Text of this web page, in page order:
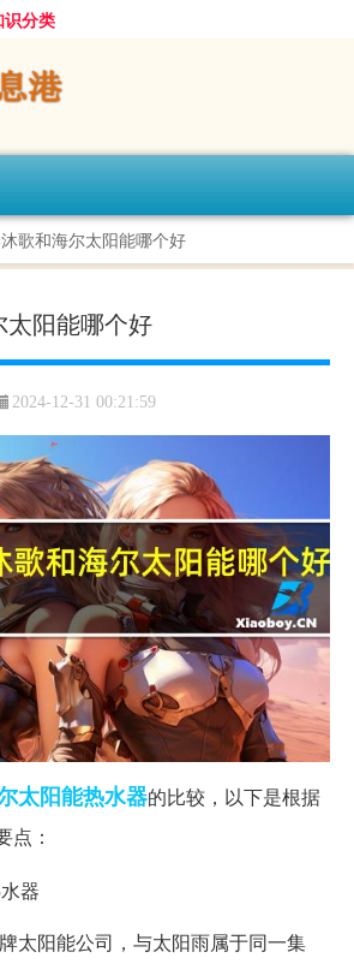
识分类
歌和海尔太阳能哪个好
太阳能哪个好
2024-12-31 00:21:59
太阳能热水器的比较，以下是根据
点：
器
太阳能公司，与太阳雨属于同一集